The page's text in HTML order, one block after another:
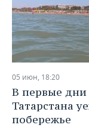
05 июн, 18:20
В первые дни
Татарстана
побережье